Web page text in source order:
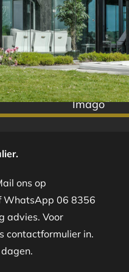
Imago
ons op
WhatsApp 06 8356
advies. Voor
contactformulier in.